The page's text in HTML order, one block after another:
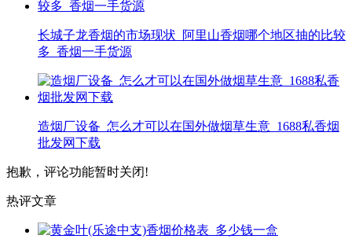
长城子龙香烟的市场现状_阿里山香烟哪个地区抽的比较
多_香烟一手货源
造烟厂设备_怎么才可以在国外做烟草生意_1688私香烟
批发网下载
抱歉，评论功能暂时关闭!
热评文章